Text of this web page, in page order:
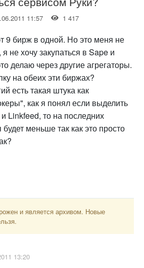
11:57 1 417
9 бирж в одной. Но это меня не
не хочу закупаться в Sape и
делаю через другие агрегаторы.
на обеих эти биржах?
есть такая штука как
как я понял если выделить
Linkfeed, то на последних
будет меньше так как это просто
и является архивом. Новые
13:20